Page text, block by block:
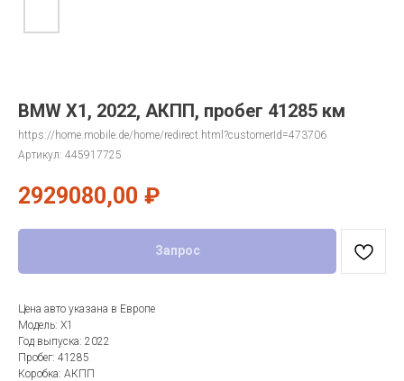
BMW X1, 2022, АКПП, пробег 41285 км
https://home.mobile.de/home/redirect.html?customerId=473706
Артикул: 445917725
2929080,00 ₽
Запрос
Цена авто указана в Европе
Модель: X1
Год выпуска: 2022
Пробег: 41285
Коробка: АКПП